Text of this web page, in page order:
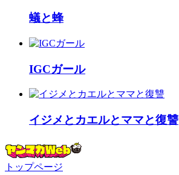
蟻と蜂
IGCガール
イジメとカエルとママと復讐
トップページ